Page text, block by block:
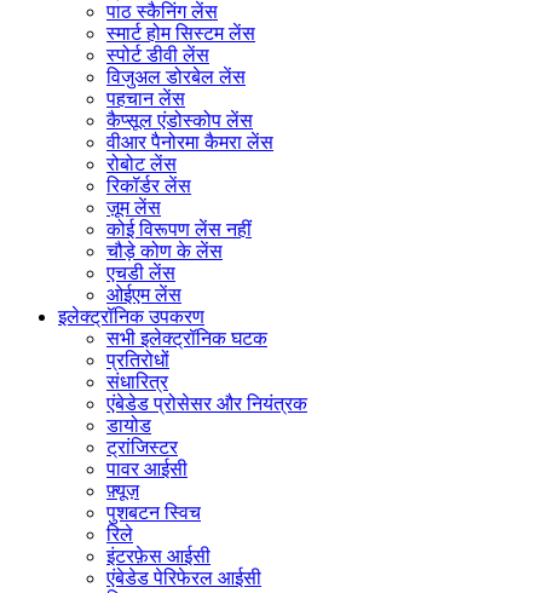
पाठ स्कैनिंग लेंस
स्मार्ट होम सिस्टम लेंस
स्पोर्ट डीवी लेंस
विजुअल डोरबेल लेंस
पहचान लेंस
कैप्सूल एंडोस्कोप लेंस
वीआर पैनोरमा कैमरा लेंस
रोबोट लेंस
रिकॉर्डर लेंस
ज़ूम लेंस
कोई विरूपण लेंस नहीं
चौड़े कोण के लेंस
एचडी लेंस
ओईएम लेंस
इलेक्ट्रॉनिक उपकरण
सभी इलेक्ट्रॉनिक घटक
प्रतिरोधों
संधारित्र
एंबेडेड प्रोसेसर और नियंत्रक
डायोड
ट्रांजिस्टर
पावर आईसी
फ़्यूज़
पुशबटन स्विच
रिले
इंटरफ़ेस आईसी
एंबेडेड पेरिफेरल आईसी